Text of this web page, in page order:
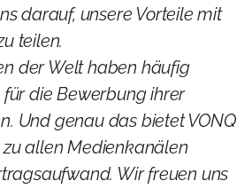
darauf, unsere Vorteile mit
teilen.
der Welt haben häufig
die Bewerbung ihrer
Und genau das bietet VONQ
allen Medienkanälen
Wir freuen uns